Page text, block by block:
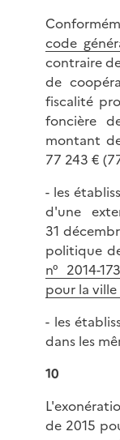
code
contraire
de
fiscalité
foncière
montant
77 243 €
- les
d'une
31
politique
n° 2014-
pour la
- les
dans les
10
de 2015